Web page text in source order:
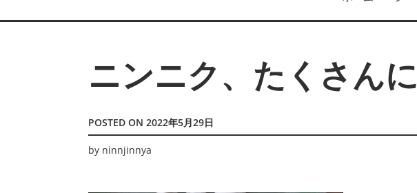
ニンニク、たくさんに
POSTED ON 2022年5月29日
by ninnjinnya